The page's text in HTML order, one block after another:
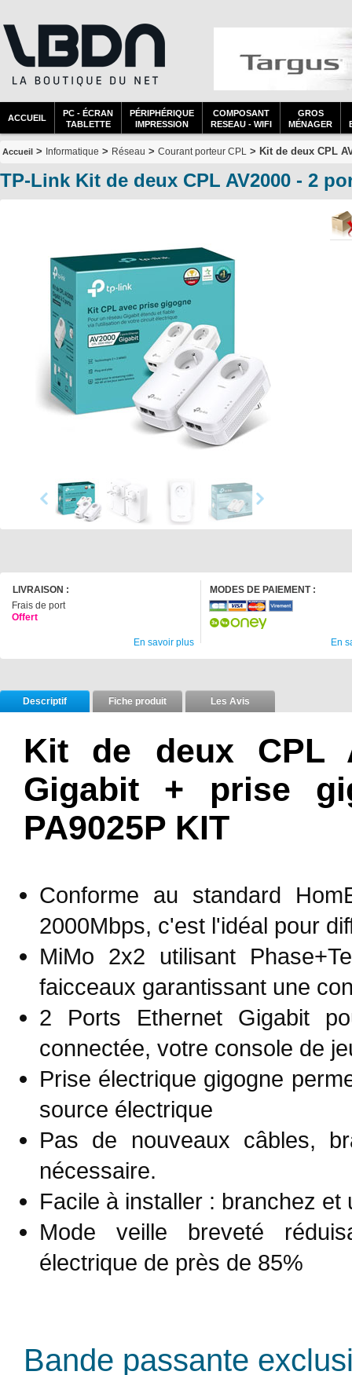
ACCUEIL
PC - ÉCRAN
TABLETTE
PÉRIPHÉRIQUE
IMPRESSION
COMPOSANT
RESEAU - WIFI
GROS
MÉNAGER
Accueil > Informatique > Réseau > Courant porteur CPL > Kit de deux CPL
TP-Link Kit de deux CPL AV2000 - 2
LIVRAISON :
Frais de port
Offert
En savoir plus
MODES DE PAIEMENT :
En
Descriptif Fiche produit Les Avis
Kit de deux CPL
Gigabit + prise
PA9025P KIT
Conforme au standard
2000Mbps, c'est l'idéal pour
MiMo 2x2 utilisant
faicceaux garantissant une
2 Ports Ethernet Gigabit
connectée, votre console de
Prise électrique gigogne
source électrique
Pas de nouveaux câbles,
nécessaire.
Facile à installer : branchez et
Mode veille breveté
électrique de près de 85%
Bande passante